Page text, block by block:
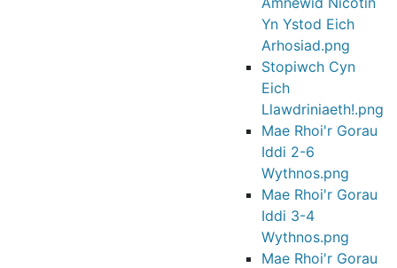
Yn Ystod Eich
Arhosiad.png
Stopiwch Cyn
Eich
Llawdriniaeth!.png
Mae Rhoi'r Gorau
Iddi 2-6
Wythnos.png
Mae Rhoi'r Gorau
Iddi 3-4
Wythnos.png
Mae Rhoi'r Gorau